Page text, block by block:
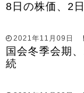
8日の株価、2
2021年11月09日
国会冬季会期
続